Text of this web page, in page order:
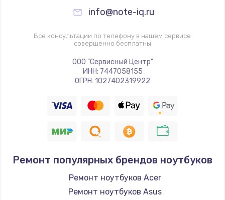
info@note-iq.ru
Все консультации по телефону в нашем сервисе
совершенно бесплатны
ООО "Сервисный Центр"
ИНН: 7447058155
ОГРН: 1027402319922
Ремонт популярных брендов ноутбуков
Ремонт ноутбуков Acer
Ремонт ноутбуков Asus